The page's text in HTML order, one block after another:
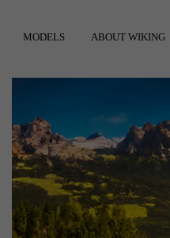
MODELS ABOUT WIKING